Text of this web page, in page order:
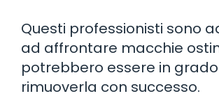
Questi professionisti sono
ad affrontare macchie
potrebbero essere in
rimuoverla con successo.